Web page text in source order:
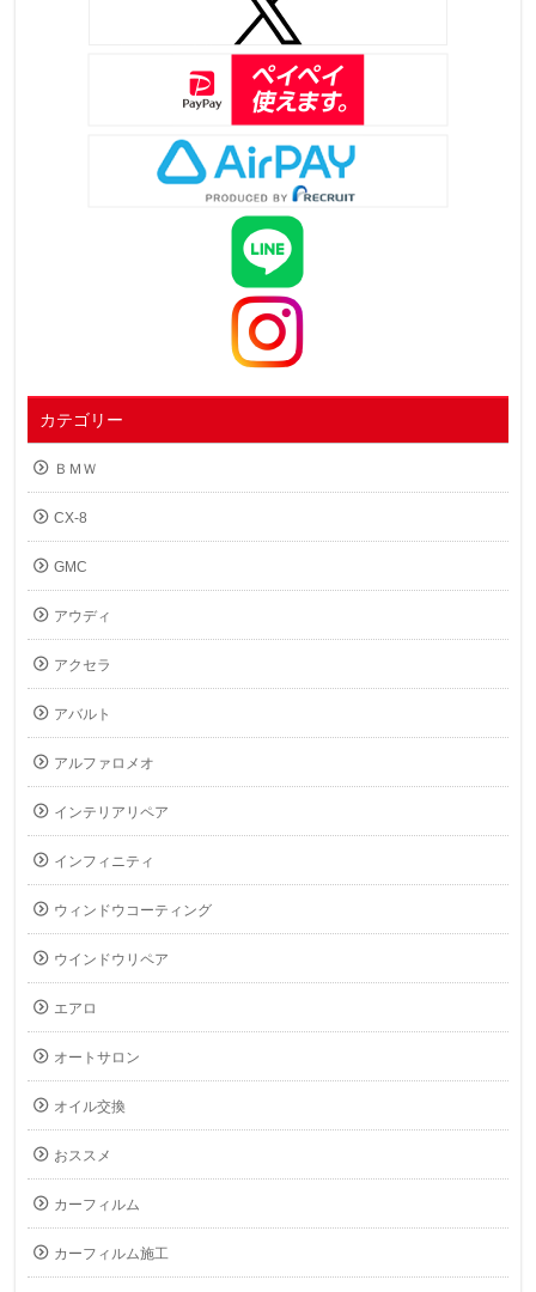
カテゴリー
ＢＭＷ
CX-8
GMC
アウディ
アクセラ
アバルト
アルファロメオ
インテリアリペア
インフィニティ
ウィンドウコーティング
ウインドウリペア
エアロ
オートサロン
オイル交換
おススメ
カーフィルム
カーフィルム施工